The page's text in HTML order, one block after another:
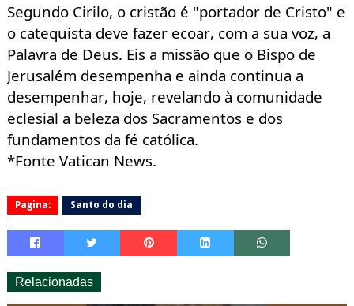
Segundo Cirilo, o cristão é "portador de Cristo" e
o catequista deve fazer ecoar, com a sua voz, a
Palavra de Deus. Eis a missão que o Bispo de
Jerusalém desempenha e ainda continua a
desempenhar, hoje, revelando à comunidade
eclesial a beleza dos Sacramentos e dos
fundamentos da fé católica.
*Fonte Vatican News.
Pagina: Santo do dia
Relacionadas